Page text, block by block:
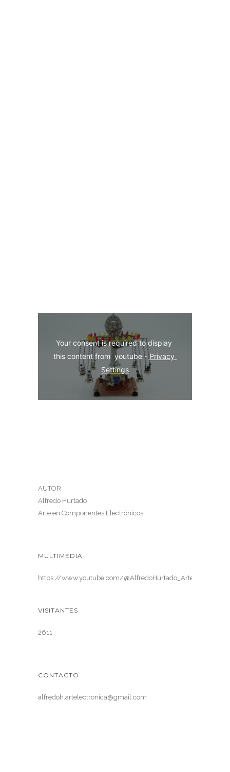
Your consent is required to display
this content from  youtube - Privacy
Settings
AUTOR
Alfredo Hurtado
Arte en Componentes Electrónicos.
MULTIMEDIA
https://www.youtube.com/@AlfredoHurtado_ArteElectronica
VISITANTES
2611
CONTACTO
alfredoh.artelectronica@gmail.com